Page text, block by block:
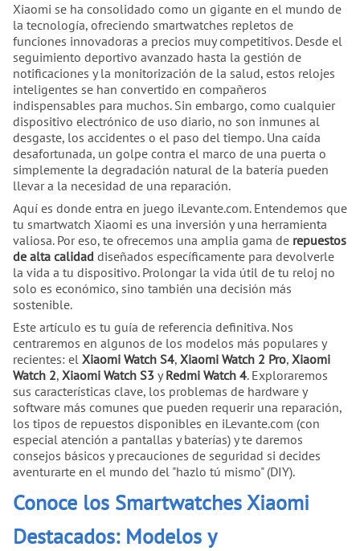
Xiaomi se ha consolidado como un gigante en el mundo de
la tecnología, ofreciendo smartwatches repletos de
funciones innovadoras a precios muy competitivos. Desde el
seguimiento deportivo avanzado hasta la gestión de
notificaciones y la monitorización de la salud, estos relojes
inteligentes se han convertido en compañeros
indispensables para muchos. Sin embargo, como cualquier
dispositivo electrónico de uso diario, no son inmunes al
desgaste, los accidentes o el paso del tiempo. Una caída
desafortunada, un golpe contra el marco de una puerta o
simplemente la degradación natural de la batería pueden
llevar a la necesidad de una reparación.
Aquí es donde entra en juego iLevante.com. Entendemos que
tu smartwatch Xiaomi es una inversión y una herramienta
valiosa. Por eso, te ofrecemos una amplia gama de repuestos
de alta calidad diseñados específicamente para devolverle
la vida a tu dispositivo. Prolongar la vida útil de tu reloj no
solo es económico, sino también una decisión más
sostenible.
Este artículo es tu guía de referencia definitiva. Nos
centraremos en algunos de los modelos más populares y
recientes: el Xiaomi Watch S4, Xiaomi Watch 2 Pro, Xiaomi
Watch 2, Xiaomi Watch S3 yRedmi Watch 4. Exploraremos
sus características clave, los problemas de hardware y
software más comunes que pueden requerir una reparación,
los tipos de repuestos disponibles en iLevante.com (con
especial atención a pantallas y baterías) y te daremos
consejos básicos y precauciones de seguridad si decides
aventurarte en el mundo del "hazlo tú mismo" (DIY).
Conoce los Smartwatches Xiaomi
Destacados: Modelos y